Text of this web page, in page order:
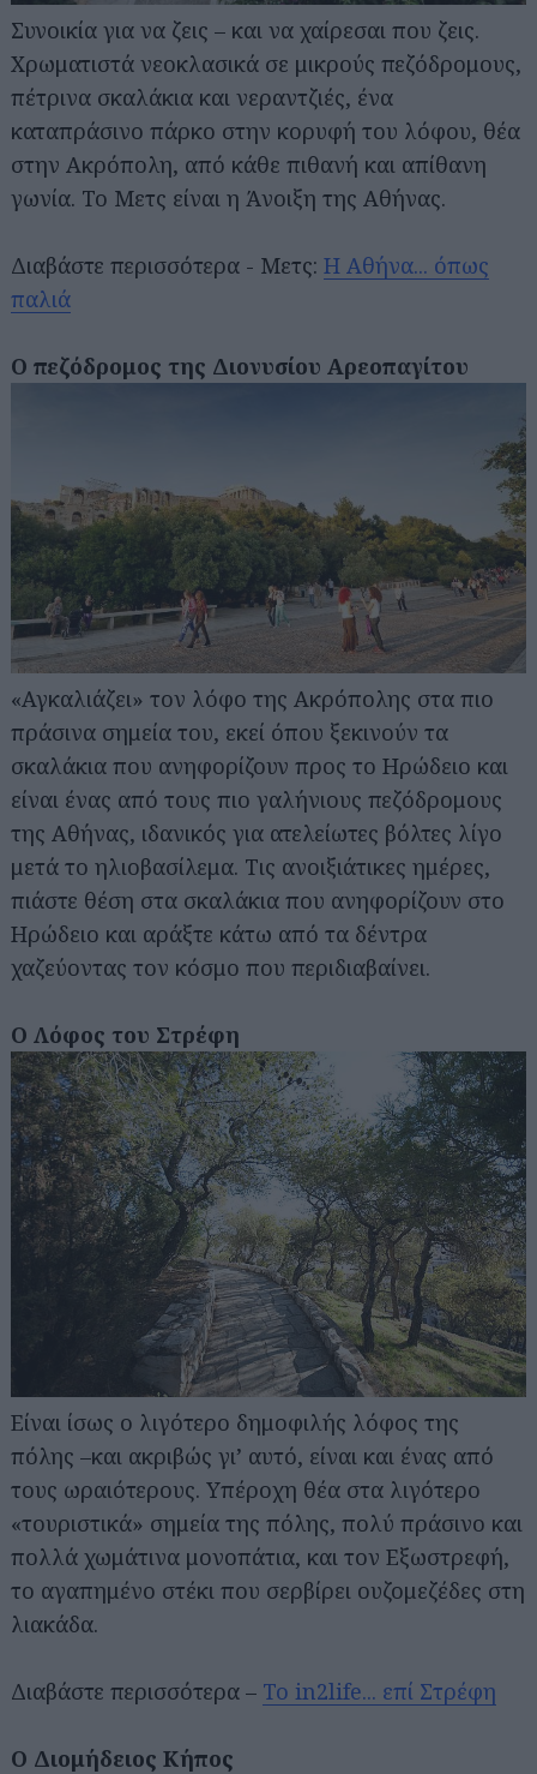
Συνοικία για να ζεις – και να χαίρεσαι που ζεις.
Χρωματιστά νεοκλασικά σε μικρούς πεζόδρομους,
πέτρινα σκαλάκια και νεραντζιές, ένα
καταπράσινο πάρκο στην κορυφή του λόφου, θέα
στην Ακρόπολη, από κάθε πιθανή και απίθανη
γωνία. Το Μετς είναι η Άνοιξη της Αθήνας.
Διαβάστε περισσότερα - Μετς: Η Αθήνα... όπως
παλιά
Ο πεζόδρομος της Διονυσίου Αρεοπαγίτου
«Αγκαλιάζει» τον λόφο της Ακρόπολης στα πιο
πράσινα σημεία του, εκεί όπου ξεκινούν τα
σκαλάκια που ανηφορίζουν προς το Ηρώδειο και
είναι ένας από τους πιο γαλήνιους πεζόδρομους
της Αθήνας, ιδανικός για ατελείωτες βόλτες λίγο
μετά το ηλιοβασίλεμα. Τις ανοιξιάτικες ημέρες,
πιάστε θέση στα σκαλάκια που ανηφορίζουν στο
Ηρώδειο και αράξτε κάτω από τα δέντρα
χαζεύοντας τον κόσμο που περιδιαβαίνει.
Ο Λόφος του Στρέφη
Είναι ίσως ο λιγότερο δημοφιλής λόφος της
πόλης –και ακριβώς γι’ αυτό, είναι και ένας από
τους ωραιότερους. Υπέροχη θέα στα λιγότερο
«τουριστικά» σημεία της πόλης, πολύ πράσινο και
πολλά χωμάτινα μονοπάτια, και τον Εξωστρεφή,
το αγαπημένο στέκι που σερβίρει ουζομεζέδες στη
λιακάδα.
Διαβάστε περισσότερα – Το in2life... επί Στρέφη
Ο Διομήδειος Κήπος